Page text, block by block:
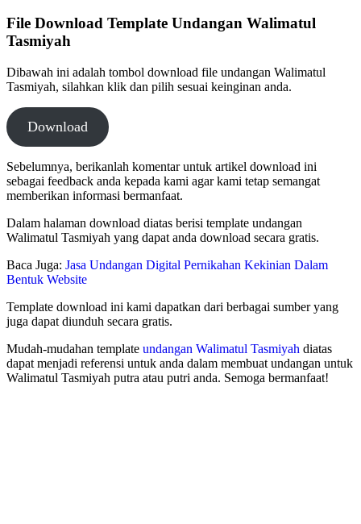
File Download Template Undangan Walimatul
Tasmiyah
Dibawah ini adalah tombol download file undangan Walimatul
Tasmiyah, silahkan klik dan pilih sesuai keinginan anda.
Download
Sebelumnya, berikanlah komentar untuk artikel download ini
sebagai feedback anda kepada kami agar kami tetap semangat
memberikan informasi bermanfaat.
Dalam halaman download diatas berisi template undangan
Walimatul Tasmiyah yang dapat anda download secara gratis.
Baca Juga: Jasa Undangan Digital Pernikahan Kekinian Dalam
Bentuk Website
Template download ini kami dapatkan dari berbagai sumber yang
juga dapat diunduh secara gratis.
Mudah-mudahan template undangan Walimatul Tasmiyah diatas
dapat menjadi referensi untuk anda dalam membuat undangan untuk
Walimatul Tasmiyah putra atau putri anda. Semoga bermanfaat!